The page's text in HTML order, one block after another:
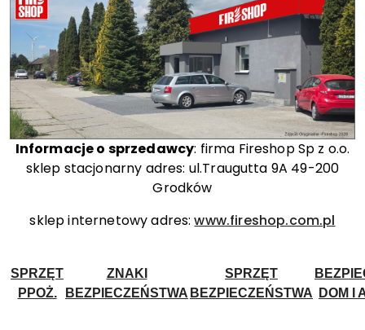
Informacje o sprzedawcy: firma Fireshop Sp z o.o.
sklep stacjonarny adres: ul.Traugutta 9A 49-200
Grodków
sklep internetowy adres:www.fireshop.com.pl
SPRZĘT
PPOŻ.
ZNAKI
BEZPIECZEŃSTWA
SPRZĘT
BEZPIECZEŃSTWA
DOM I